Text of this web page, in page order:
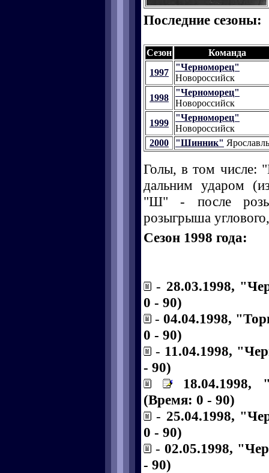
Последние сезоны:
Сезон
Команда
1997
"Черноморец"
Новороссийск
1998
"Черноморец"
Новороссийск
1999
"Черноморец"
Новороссийск
2000
"Шинник" Ярославль
Голы, в том числе:
дальним ударом
"Ш" - после
розыгрыша
Сезон 1998 года:
- 28.03.1998,
0 - 90)
- 04.04.1998,
0 - 90)
- 11.04.1998,
- 90)
(Время: 0 - 90)
- 25.04.1998,
0 - 90)
-02.05.1998,
- 90)